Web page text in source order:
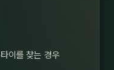
이를 찾는 경우